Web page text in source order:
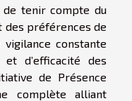
de tenir compte du
des préférences de
constante
d’efficacité des
de Présence
complète alliant